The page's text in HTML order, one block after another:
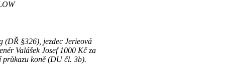
(DŘ §326), jezdec Jerieová
Valášek Josef 1000 Kč za
průkazu koně (DU čl. 3b).